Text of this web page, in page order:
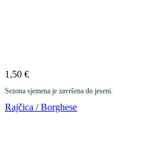
1,50 €
Sezona sjemena je završena do jeseni.
Rajčica / Borghese